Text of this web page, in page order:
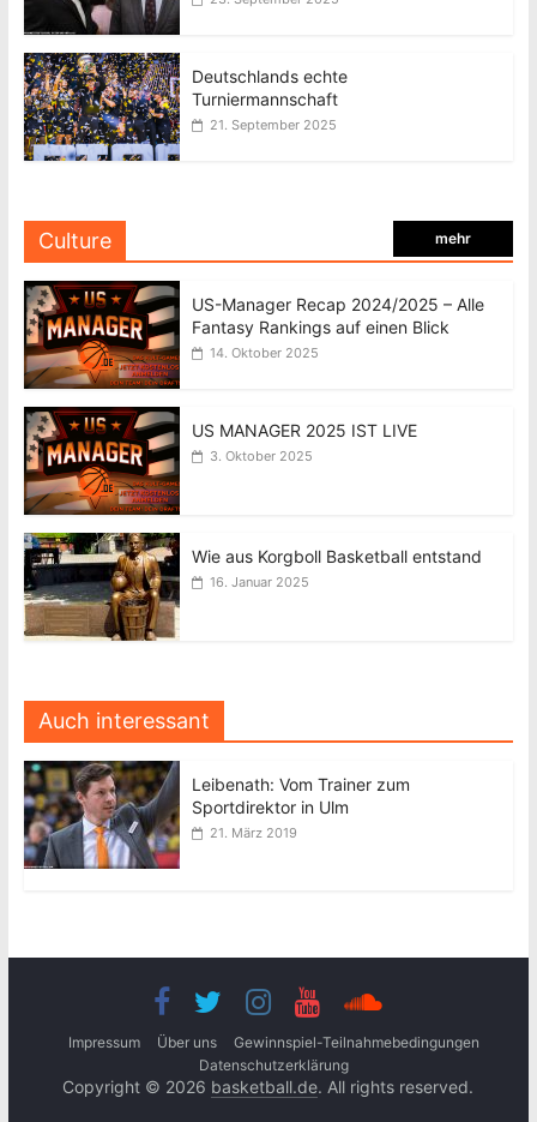
Deutschlands echte
Turniermannschaft
21. September 2025
Culture mehr
US-Manager Recap 2024/2025 – Alle
Fantasy Rankings auf einen Blick
14. Oktober 2025
US MANAGER 2025 IST LIVE
3. Oktober 2025
Wie aus Korgboll Basketball entstand
16. Januar 2025
Auch interessant
Leibenath: Vom Trainer zum
Sportdirektor in Ulm
21. März 2019
Impressum Über uns
Gewinnspiel-Teilnahmebedingungen
Datenschutzerklärung
Copyright © 2026 basketball.de. All rights reserved.